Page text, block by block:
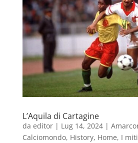
L’Aquila di Cartagine
da editor| Lug 14, 2024|
Calciomondo, History, Home, I